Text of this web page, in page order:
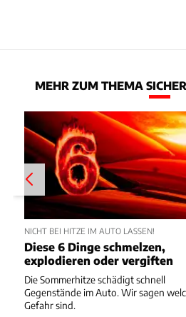
MEHR ZUM THEMA
NICHT BEI HITZE IM AUTO LASSEN!
Diese 6 Dinge schmelzen,
explodieren oder vergiften
Die Sommerhitze schädigt schnell
Gegenstände im Auto. Wir sagen
Gefahr sind.